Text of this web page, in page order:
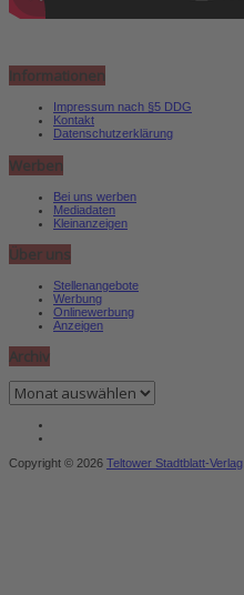
Informationen
Impressum nach §5 DDG
Kontakt
Datenschutzerklärung
Werben
Bei uns werben
Mediadaten
Kleinanzeigen
Über uns
Stellenangebote
Werbung
Onlinewerbung
Anzeigen
Archiv
Archiv
Copyright © 2026 Teltower Stadtblatt-Verlag